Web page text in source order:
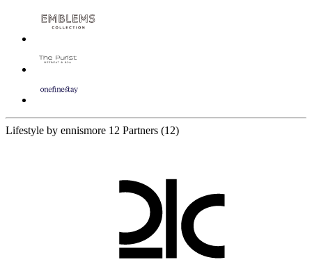
Lifestyle by ennismore 12 Partners (12)